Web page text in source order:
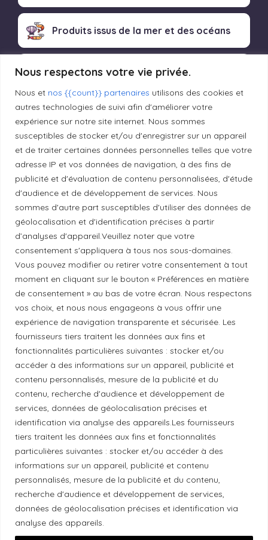
Nous respectons votre vie privée.
Nous et nos {{count}} partenaires utilisons des cookies et
autres technologies de suivi afin d'améliorer votre
expérience sur notre site internet. Nous sommes
susceptibles de stocker et/ou d'enregistrer sur un appareil
et de traiter certaines données personnelles telles que votre
adresse IP et vos données de navigation, à des fins de
publicité et d'évaluation de contenu personnalisées, d'étude
d'audience et de développement de services. Nous
sommes d'autre part susceptibles d'utiliser des données de
géolocalisation et d'identification précises à partir
d’analyses d'appareil.Veuillez noter que votre
consentement s'appliquera à tous nos sous-domaines.
Vous pouvez modifier ou retirer votre consentement à tout
moment en cliquant sur le bouton « Préférences en matière
de consentement » au bas de votre écran. Nous respectons
vos choix, et nous nous engageons à vous offrir une
expérience de navigation transparente et sécurisée. Les
fournisseurs tiers traitent les données aux fins et
fonctionnalités particulières suivantes : stocker et/ou
accéder à des informations sur un appareil, publicité et
contenu personnalisés, mesure de la publicité et du
contenu, recherche d'audience et développement de
services, données de géolocalisation précises et
identification via analyse des appareils.Les fournisseurs
tiers traitent les données aux fins et fonctionnalités
particulières suivantes : stocker et/ou accéder à des
informations sur un appareil, publicité et contenu
personnalisés, mesure de la publicité et du contenu,
recherche d'audience et développement de services,
données de géolocalisation précises et identification via
analyse des appareils.
Produits issus de la mer et des océans
Produits transformés artisanaux
Liens utiles
Mentions légales
Politique de confidentialité
Principes de publication
Politique de correction
Politique de diversité
Politique éthique
Reconnaissance du territoire
Local Market, marque portée par la société Les
Chats Gourmets Ltd. tient à souligner que ses
installations, situées au 511 Lacolle Way (Ottawa-
Orléans), se trouvent sur le territoire traditionnel non
cédé du peuple algonquin anichinabé. Nous
reconnaissons et remercions les peuples